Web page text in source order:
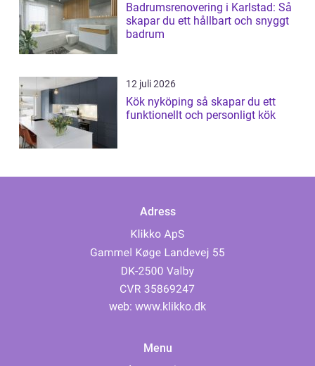
Badrumsrenovering i Karlstad: Så
skapar du ett hållbart och snyggt
badrum
12 juli 2026
Kök nyköping så skapar du ett
funktionellt och personligt kök
Adress
web: www.klikko.dk
Menu